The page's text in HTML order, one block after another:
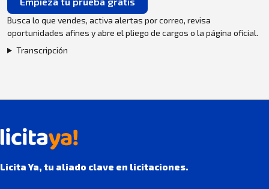
Busca lo que vendes, activa alertas por correo, revisa
oportunidades afines y abre el pliego de cargos o la página oficial.
Transcripción
Licita Ya, tu aliado clave en licitaciones.